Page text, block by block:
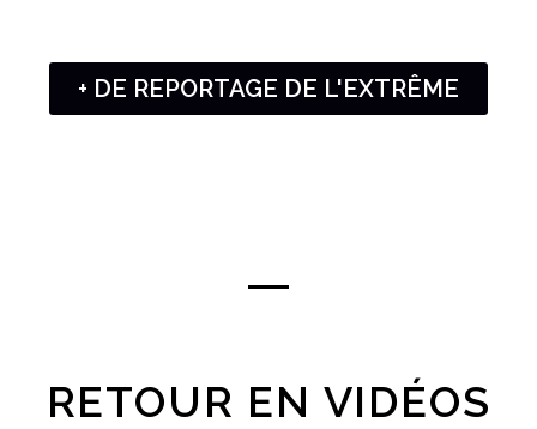
+ DE REPORTAGE DE L'EXTRÊME
RETOUR EN VIDÉOS